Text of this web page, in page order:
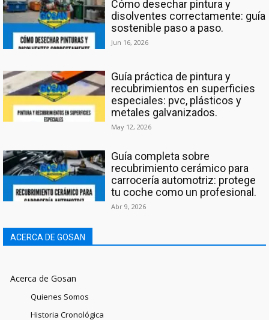
Cómo desechar pintura y
disolventes correctamente: guía
sostenible paso a paso.
Jun 16, 2026
Guía práctica de pintura y
recubrimientos en superficies
especiales: pvc, plásticos y
metales galvanizados.
May 12, 2026
Guía completa sobre
recubrimiento cerámico para
carrocería automotriz: protege
tu coche como un profesional.
Abr 9, 2026
ACERCA DE GOSAN
Acerca de Gosan
Quienes Somos
Historia Cronológica